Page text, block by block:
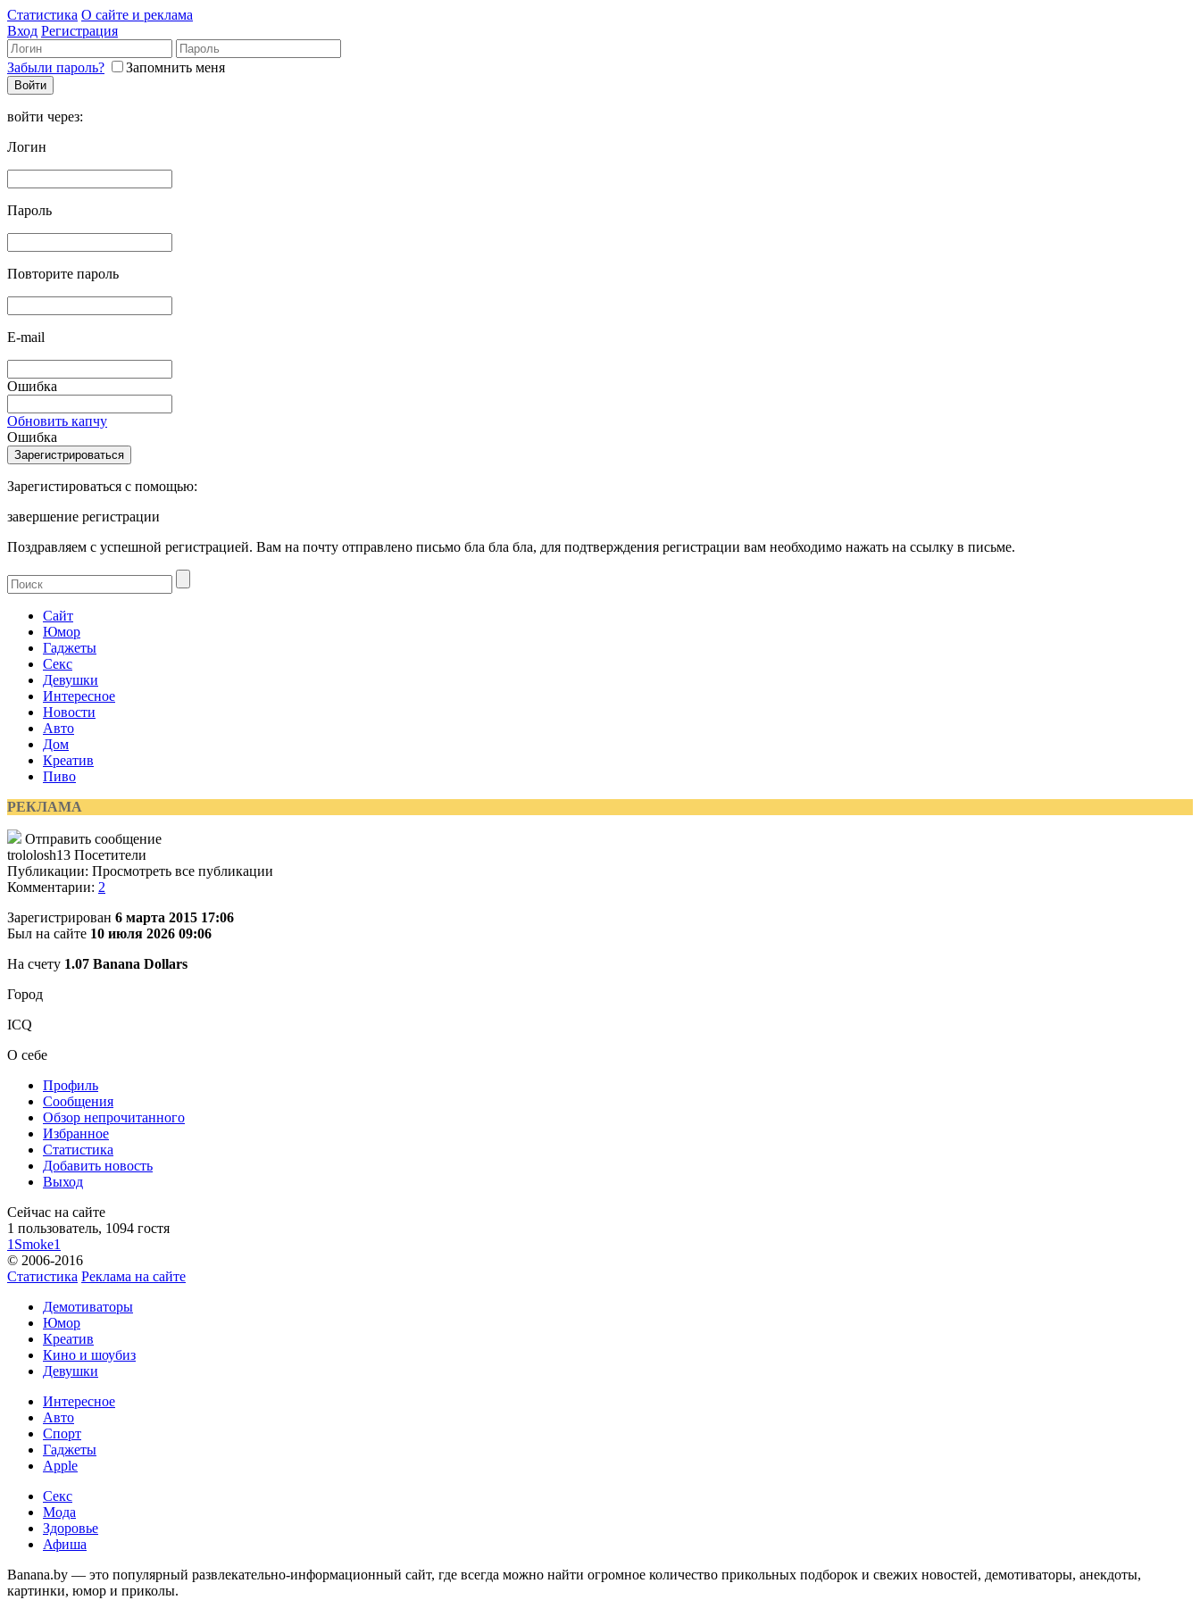
Статистика О сайте и реклама
Вход Регистрация
Забыли пароль? Запомнить меня
войти через:
Логин
Пароль
Повторите пароль
E-mail
Ошибка
Обновить капчу
Ошибка
Зарегистироваться с помощью:
завершение регистрации
Поздравляем с успешной регистрацией. Вам на почту отправлено письмо бла бла бла, для подтверждения регистрации вам необходимо нажать на ссылку в письме.
Сайт
Юмор
Гаджеты
Секс
Девушки
Интересное
Новости
Авто
Дом
Креатив
Пиво
РЕКЛАМА
Отправить сообщение
trololosh13 Посетители
Публикации: Просмотреть все публикации
Комментарии: 2
Зарегистрирован 6 марта 2015 17:06
Был на сайте 10 июля 2026 09:06
На счету 1.07 Banana Dollars
Город
ICQ
О себе
Профиль
Сообщения
Обзор непрочитанного
Избранное
Статистика
Добавить новость
Выход
Сейчас на сайте
1 пользователь, 1094 гостя
1Smoke1
© 2006-2016
Статистика Реклама на сайте
Демотиваторы
Юмор
Креатив
Кино и шоубиз
Девушки
Интересное
Авто
Спорт
Гаджеты
Apple
Секс
Мода
Здоровье
Афиша
Banana.by — это популярный развлекательно-информационный сайт, где всегда можно найти огромное количество прикольных подборок и свежих новостей, демотиваторы, анекдоты,
картинки, юмор и приколы.